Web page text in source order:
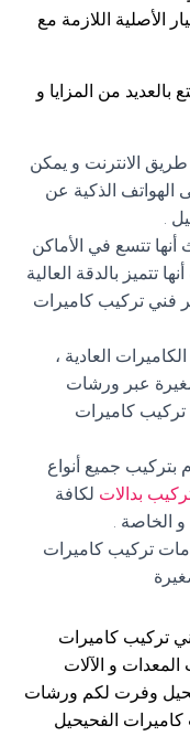
الأصلية اللازمة مع
من المزايا و
الانترنت و يمكن
الهواتف الذكية عن
.
تتسع في الأماكن
تتميز بالدقة العالية
فني تركيب كاميرات
العادية ،
عبر ورشات
كاميرات
بتركيب جميع أنواع
بدالات لكافة
و الخاصة .
تركيب كاميرات
تركيب كاميرات
و الآلات
وفرت لكم ورشات
الفحيحيل